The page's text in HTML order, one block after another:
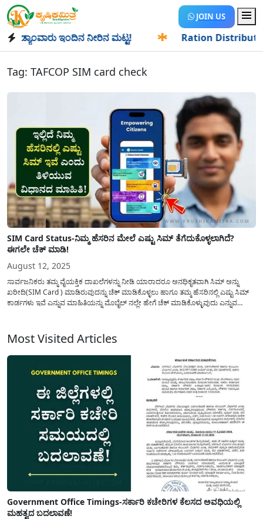
JOIN US
ಇಂದಿನ ನೀರಿನ ಮಟ್ಟ! Ration Distribution-
Tag: TAFCOP SIM card check
SIM Card Status-ನಿಮ್ಮ ಹೆಸರಿನ ಮೇಲೆ ಎಷ್ಟು ಸಿಮ್ ತೆಗೆದುಕೊಳ್ಳಲಾಗಿದೆ?
ಈಗಲೇ ಚೆಕ್ ಮಾಡಿ!
August 12, 2025
ಸಾರ್ವಜನಿಕರು ತಮ್ಮ ವೈಯಕ್ತಿಕ ದಾಖಲೆಗಳನ್ನು ನೀಡಿ ಯಾರಾದರೂ ಅನಧಿಕೃತವಾಗಿ ಸಿಮ್ ಅನ್ನು
ಖರೀದಿ(SIM Card ) ಮಾಡಿರುವುದನ್ನು ಚೆಕ್ ಮಾಡಿಕೊಳ್ಳಲು ಹಾಗೂ ತಮ್ಮ ಹೆಸರಿನಲ್ಲಿ ಎಷ್ಟು ಸಿಮ್
ಕಾರ್ಡಗಳು ಇವೆ ಎನ್ನುವ ಮಾಹಿತಿಯನ್ನು ಮೊಬೈಲ್ ನಲ್ಲೇ ಹೇಗೆ ಚೆಕ್ ಮಾಡಿಕೊಳ್ಳುವುದು ಎನ್ನುವ
Most Visited Articles
Government Office Timings-ಸರ್ಕಾರಿ ಕಚೇರಿಗಳ ಕೆಲಸದ ಅವಧಿಯಲ್ಲಿ
ಮಹತ್ವದ ಬದಲಾವಣೆ!